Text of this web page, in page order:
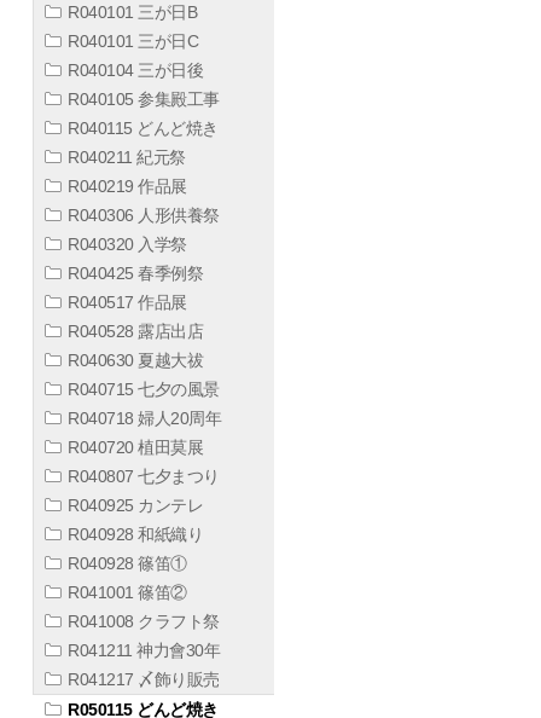
R040101 三が日B
R040101 三が日C
R040104 三が日後
R040105 参集殿工事
R040115 どんど焼き
R040211 紀元祭
R040219 作品展
R040306 人形供養祭
R040320 入学祭
R040425 春季例祭
R040517 作品展
R040528 露店出店
R040630 夏越大祓
R040715 七夕の風景
R040718 婦人20周年
R040720 植田莫展
R040807 七夕まつり
R040925 カンテレ
R040928 和紙織り
R040928 篠笛①
R041001 篠笛②
R041008 クラフト祭
R041211 神力會30年
R041217 〆飾り販売
R050115 どんど焼き